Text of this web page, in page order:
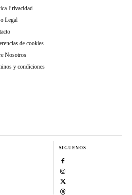
Privacidad
Legal
de cookies
Nosotros
y condiciones
SIGUENOS